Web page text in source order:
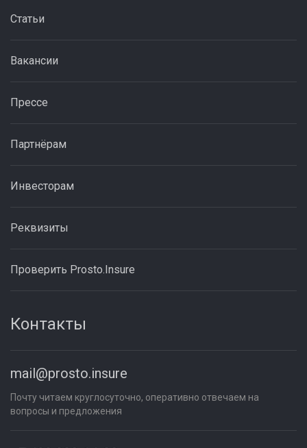
Статьи
Вакансии
Прессе
Партнёрам
Инвесторам
Реквизиты
Проверить Prosto.Insure
Контакты
mail@prosto.insure
Почту читаем круглосуточно, оперативно отвечаем на
вопросы и предложения